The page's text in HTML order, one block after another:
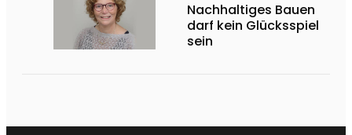
Nachhaltiges Bauen
darf kein Glücksspiel
sein